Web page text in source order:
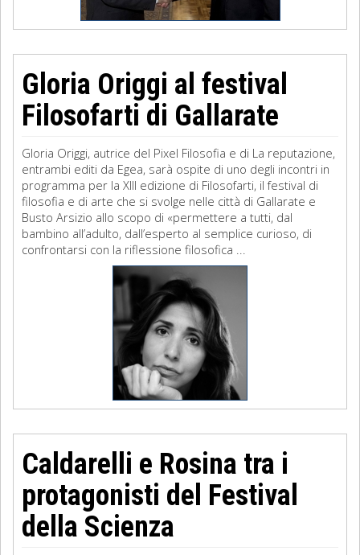
Gloria Origgi al festival
Filosofarti di Gallarate
Gloria Origgi, autrice del Pixel Filosofia e di La reputazione,
entrambi editi da Egea, sarà ospite di uno degli incontri in
programma per la XIII edizione di Filosofarti, il festival di
filosofia e di arte che si svolge nelle città di Gallarate e
Busto Arsizio allo scopo di «permettere a tutti, dal
bambino all’adulto, dall’esperto al semplice curioso, di
confrontarsi con la riflessione filosofica ...
Caldarelli e Rosina tra i
protagonisti del Festival
della Scienza